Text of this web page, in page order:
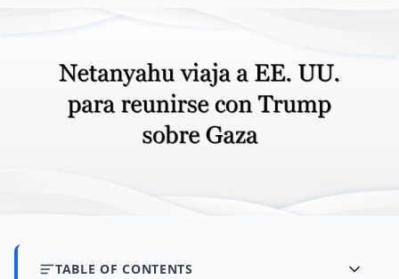
TABLE OF CONTENTS